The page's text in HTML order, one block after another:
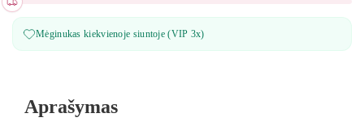
Mėginukas kiekvienoje siuntoje (VIP 3x)
Aprašymas